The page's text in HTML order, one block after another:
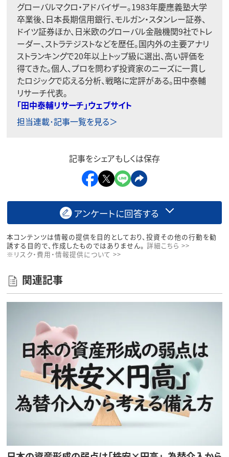
グローバルマクロ・アドバイザー。1983年慶應義塾大学
卒業後、日本長期信用銀行、モルガン・スタンレー証券、
ドイツ証券ほか、日米欧のグローバル金融機関9社でトレ
ーダー、ストラテジストなどを歴任。国内外の主要アナリ
ストランキングで20年以上トップ級に選出、高い評価を
得てきた。個人、プロを問わず投資家のニーズに一貫し
たロジックで応える分析、戦略に定評がある。田中泰輔
リサーチ代表。
「田中泰輔リサーチ」ウェブサイト
担当連載･記事一覧を見る＞
記事をシェアもしくは保存
アンケートに回答する
本コンテンツは情報の提供を目的としており、投資その他の行動を勧
誘する目的で、作成したものではありません。 詳細こちら >>
※リスク・費用・情報提供について >>
関連記事